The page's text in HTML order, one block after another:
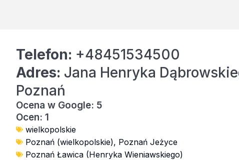
Telefon: +48451534500
Adres: Jana Henryka
Poznań
Ocena w Google: 5
Ocen: 1
wielkopolskie
Poznań (wielkopolskie), Poznań Jeżyce
Poznań Ławica (Henryka Wieniawskiego)